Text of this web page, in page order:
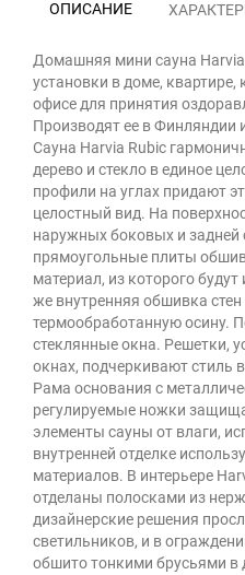
ОПИСАНИЕ
Домашняя мини сауна Harvia
установки в доме,
офисе для принятия
Производят ее в Финляндии
Сауна Harvia Rubic
дерево и стекло в единое
профили на углах придают
целостный вид. На
наружных боковых и задней
прямоугольные плиты
материал, из которого
же внутренняя обшивка стен
термообработанную осину.
стеклянные окна. Решетки,
окнах, подчеркивают стиль
Рама основания с
регулируемые ножки
элементы сауны от влаги,
внутренней отделке
материалов. В интерьере
отделаны полосками из
дизайнерские решения
светильников, и в
обшито тонкими брусьями